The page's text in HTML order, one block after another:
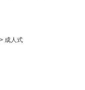
> 成人式